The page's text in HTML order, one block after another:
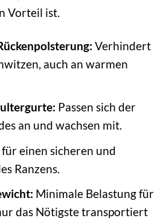
Vorteil ist.
Verhindert
auch an warmen
Passen sich der
an und wachsen mit.
einen sicheren und
Ranzens.
Minimale Belastung für
das Nötigste transportiert